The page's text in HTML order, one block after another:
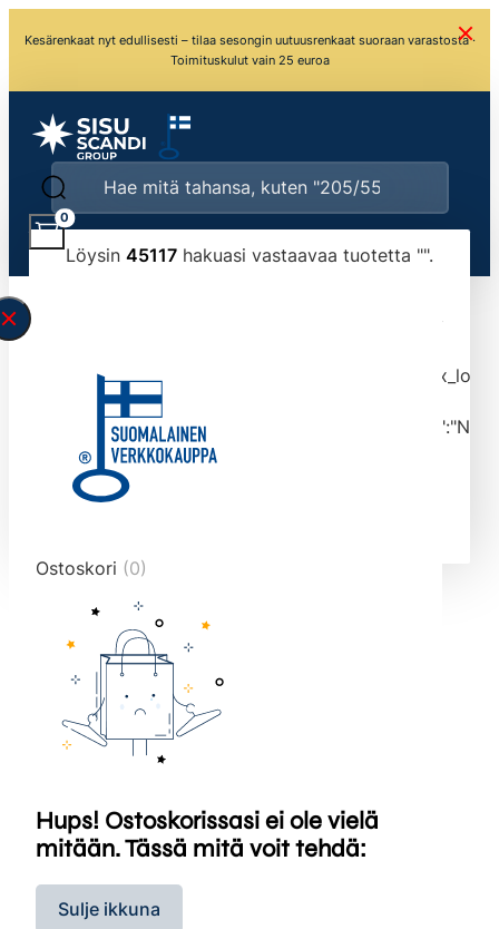
Kesärenkaat nyt edullisesti – tilaa sesongin uutuusrenkaat suoraan varastosta ·
Toimituskulut vain 25 euroa
Löysin 45117 hakuasi vastaavaa tuotetta "".
typed the search query correctly.<br>Currently
tmlmvi","meta_query":
data-original-query-vars="[]" data-page="1"
data-max-pages="4512" data-start="1" data-
end="10">
0
Ostoskori (0)
Hups! Ostoskorissasi ei ole vielä
mitään. Tässä mitä voit tehdä:
Sulje ikkuna